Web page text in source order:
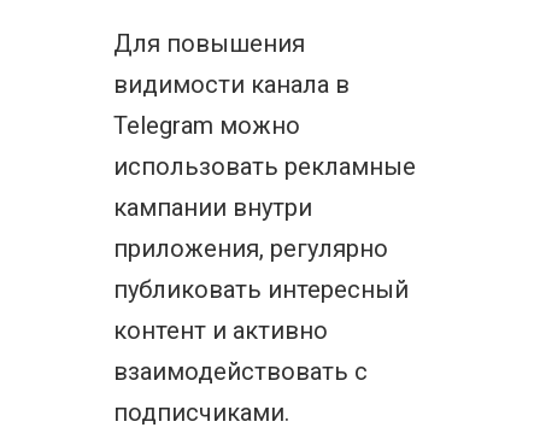
Для повышения
видимости канала в
Telegram можно
использовать рекламные
кампании внутри
приложения, регулярно
публиковать интересный
контент и активно
взаимодействовать с
подписчиками.